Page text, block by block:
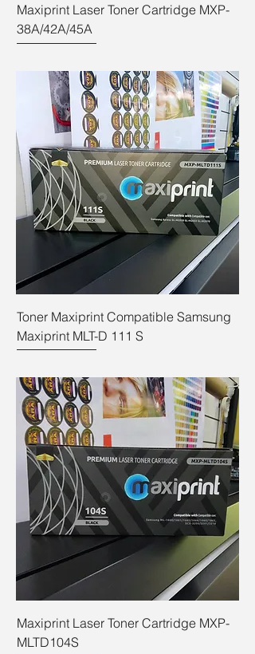
Maxiprint Laser Toner Cartridge MXP-
38A/42A/45A
Toner Maxiprint Compatible Samsung
Maxiprint MLT-D 111 S
Maxiprint Laser Toner Cartridge MXP-
MLTD104S